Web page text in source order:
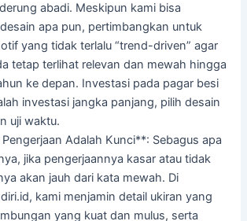
abadi. Meskipun kami bisa
apa pun, pertimbangkan untuk
yang tidak terlalu “trend-driven” agar
tetap terlihat relevan dan mewah hingga
ke depan. Investasi pada pagar besi
investasi jangka panjang, pilih desain
uji waktu.
Adalah Kunci**: Sebagus apa
jika pengerjaannya kasar atau tidak
akan jauh dari kata mewah. Di
kami menjamin detail ukiran yang
yang kuat dan mulus, serta